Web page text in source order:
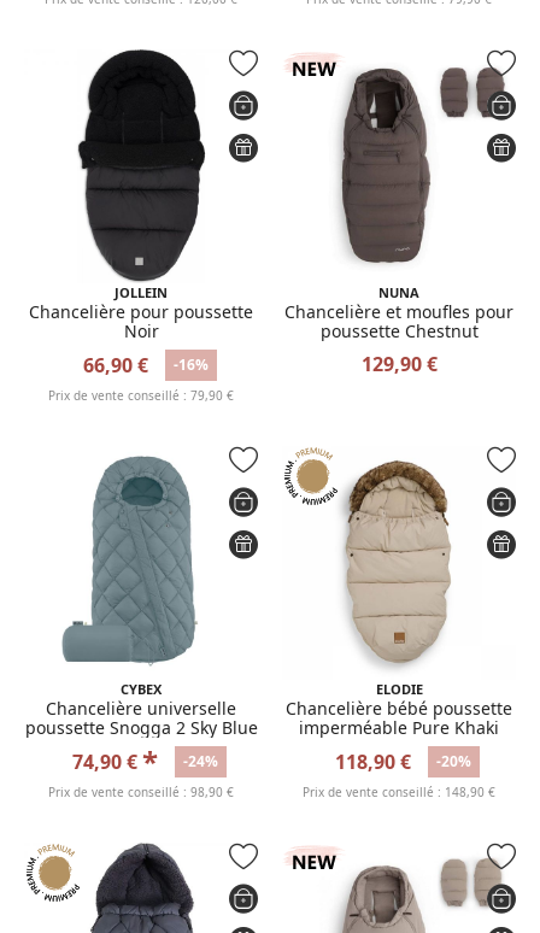
JOLLEIN
Chancelière pour poussette
Noir
66,90 € -16%
Prix de vente conseillé : 79,90 €
NUNA
Chancelière et moufles pour
poussette Chestnut
129,90 €
CYBEX
Chancelière universelle
poussette Snogga 2 Sky Blue
74,90 €* -24%
Prix de vente conseillé : 98,90 €
ELODIE
Chancelière bébé poussette
imperméable Pure Khaki
118,90 € -20%
Prix de vente conseillé : 148,90 €